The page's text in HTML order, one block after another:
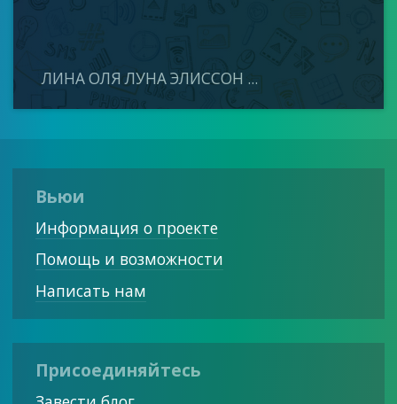
ЛИНА ОЛЯ ЛУНА ЭЛИССОН ...
Вьюи
Информация о проекте
Помощь и возможности
Написать нам
Присоединяйтесь